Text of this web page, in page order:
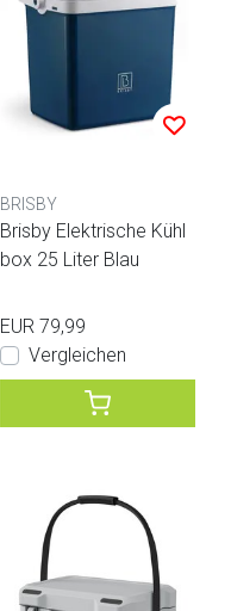
BRISBY
Brisby Elektrische Kühl
box 25 Liter Blau
EUR 79,99
Vergleichen